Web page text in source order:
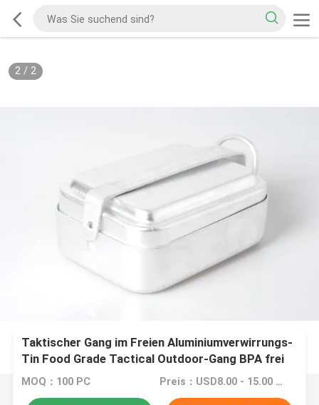
2/ 2
Taktischer Gang im Freien Aluminiumverwirrungs-
Tin Food Grade Tactical Outdoor-Gang BPA frei
mit Abdeckung
MOQ：100 PC Preis：USD8.00 - 15.00 / Pcs